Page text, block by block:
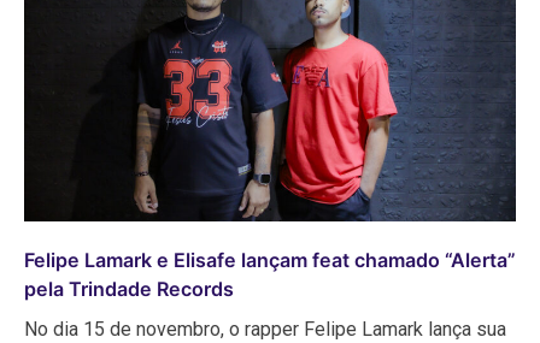
Felipe Lamark e Elisafe lançam feat chamado “Alerta”
pela Trindade Records
No dia 15 de novembro, o rapper Felipe Lamark lança sua